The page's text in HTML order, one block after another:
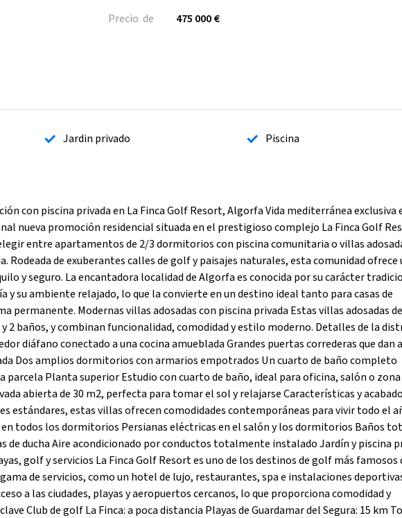
Precio de
475 000 €
Jardin privado Piscina
con piscina privada en La Finca Golf Resort, Algorfa Vida mediterránea exclusiva
nueva promoción residencial situada en el prestigioso complejo La Finca Golf
entre apartamentos de 2/3 dormitorios con piscina comunitaria o villas
Rodeada de exuberantes calles de golf y paisajes naturales, esta comunidad
y seguro. La encantadora localidad de Algorfa es conocida por su carácter
y su ambiente relajado, lo que la convierte en un destino ideal tanto para casas de
permanente. Modernas villas adosadas con piscina privada Estas villas adosadas
2 baños, y combinan funcionalidad, comodidad y estilo moderno. Detalles de la
diáfano conectado a una cocina amueblada Grandes puertas correderas que dan
Dos amplios dormitorios con armarios empotrados Un cuarto de baño completo
Planta superior Estudio con cuarto de baño, ideal para oficina, salón o zona
abierta de 30 m2, perfecta para tomar el sol y relajarse Características y
estándares, estas villas ofrecen comodidades contemporáneas para vivir todo el
todos los dormitorios Persianas eléctricas en el salón y los dormitorios Baños
de ducha Aire acondicionado por conductos totalmente instalado Jardín y piscina
golf y servicios La Finca Golf Resort es uno de los destinos de golf más famosos
de servicios, como un hotel de lujo, restaurantes, spa e instalaciones
a las ciudades, playas y aeropuertos cercanos, lo que proporciona comodidad y
Club de golf La Finca: a poca distancia Playas de Guardamar del Segura: 15 km